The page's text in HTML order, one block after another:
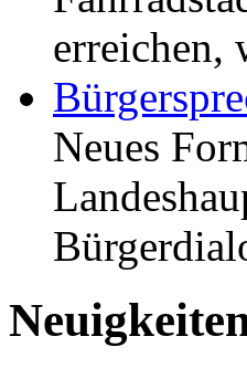
erreichen,
Neues